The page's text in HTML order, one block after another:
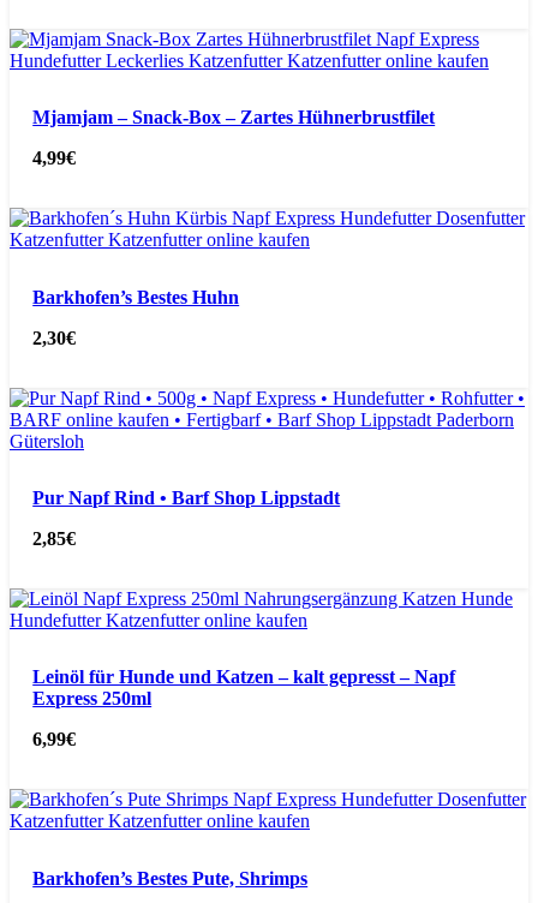
Mjamjam – Snack-Box – Zartes Hühnerbrustfilet
4,99€
Barkhofen’s Bestes Huhn
2,30€
Pur Napf Rind • Barf Shop Lippstadt
2,85€
Leinöl für Hunde und Katzen – kalt gepresst – Napf
Express 250ml
6,99€
Barkhofen’s Bestes Pute, Shrimps